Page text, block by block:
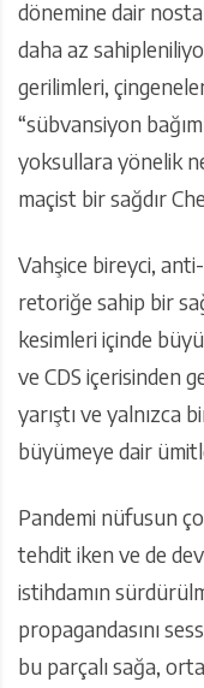
dönemine dair
daha az
gerilimleri,
“sübvansiyon
yoksullara yönelik
maçist bir sağdır
Vahşice bireyci,
retoriğe sahip bir
kesimleri içinde
ve CDS içerisinden
yarıştı ve yalnızca
büyümeye dair
Pandemi nüfusun
tehdit iken ve de
istihdamın
propagandasını
bu parçalı sağa,